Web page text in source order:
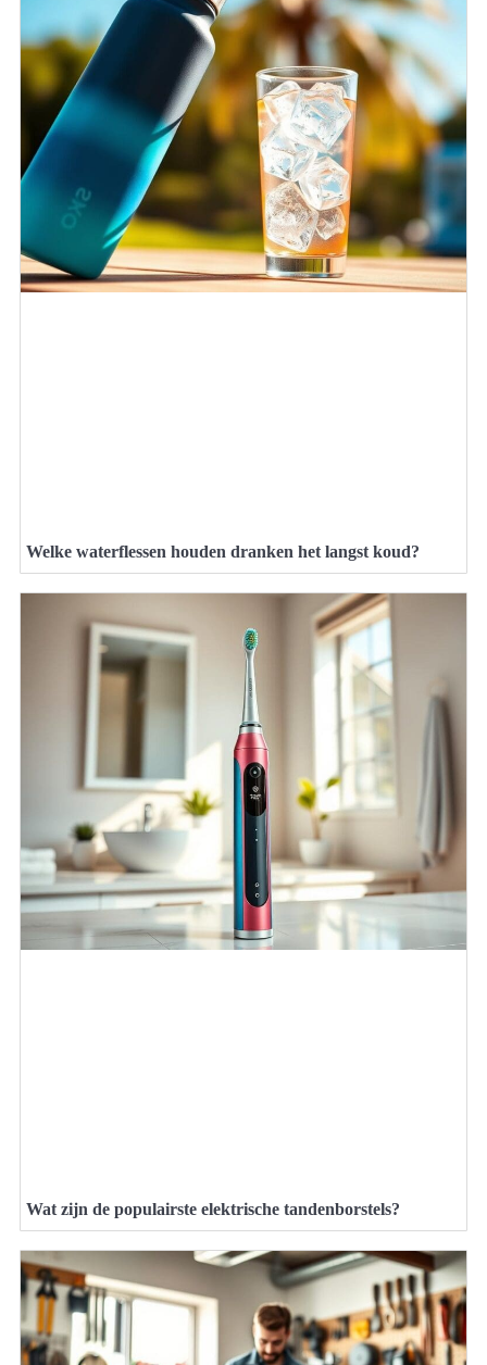
Welke waterflessen houden dranken het langst koud?
Wat zijn de populairste elektrische tandenborstels?